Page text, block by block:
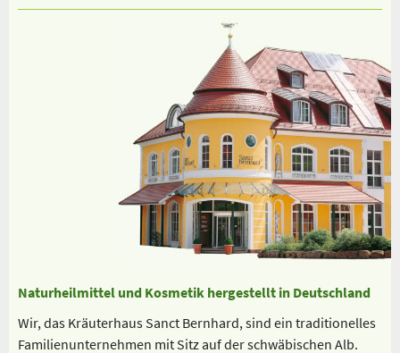
Naturheilmittel und Kosmetik hergestellt in Deutschland
Wir, das Kräuterhaus Sanct Bernhard, sind ein traditionelles
Familienunternehmen mit Sitz auf der schwäbischen Alb.